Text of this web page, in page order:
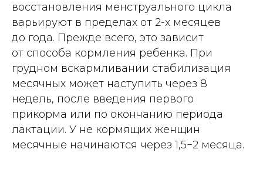
восстановления менструального цикла
варьируют в пределах от 2-х месяцев
до года. Прежде всего, это зависит
от способа кормления ребенка. При
грудном вскармливании стабилизация
месячных может наступить через 8
недель, после введения первого
прикорма или по окончанию периода
лактации. У не кормящих женщин
месячные начинаются через 1,5−2 месяца.